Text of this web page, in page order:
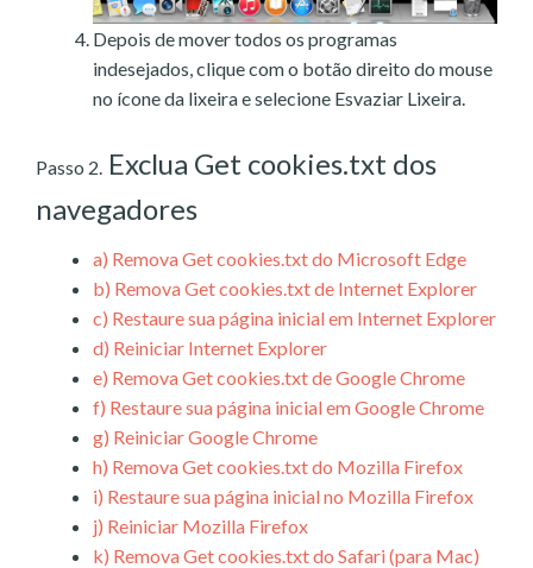
Depois de mover todos os programas
indesejados, clique com o botão direito do mouse
no ícone da lixeira e selecione Esvaziar Lixeira.
Passo 2. Exclua Get cookies.txt dos
navegadores
a) Remova Get cookies.txt do Microsoft Edge
b) Remova Get cookies.txt de Internet Explorer
c) Restaure sua página inicial em Internet Explorer
d) Reiniciar Internet Explorer
e) Remova Get cookies.txt de Google Chrome
f) Restaure sua página inicial em Google Chrome
g) Reiniciar Google Chrome
h) Remova Get cookies.txt do Mozilla Firefox
i) Restaure sua página inicial no Mozilla Firefox
j) Reiniciar Mozilla Firefox
k) Remova Get cookies.txt do Safari (para Mac)